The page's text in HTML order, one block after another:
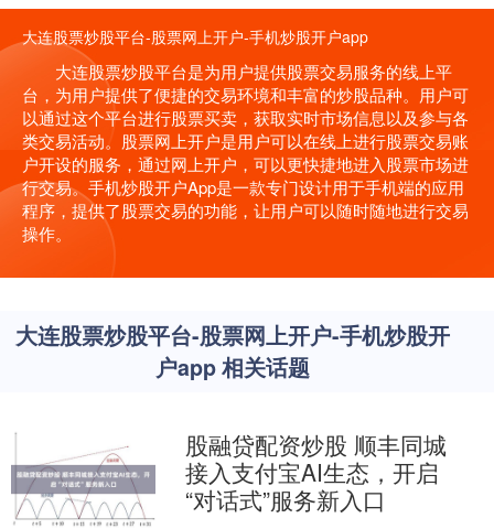
大连股票炒股平台-股票网上开户-手机炒股开户app
大连股票炒股平台是为用户提供股票交易服务的线上平
台，为用户提供了便捷的交易环境和丰富的炒股品种。用户可
以通过这个平台进行股票买卖，获取实时市场信息以及参与各
类交易活动。股票网上开户是用户可以在线上进行股票交易账
户开设的服务，通过网上开户，可以更快捷地进入股票市场进
行交易。手机炒股开户App是一款专门设计用于手机端的应用
程序，提供了股票交易的功能，让用户可以随时随地进行交易
操作。
大连股票炒股平台-股票网上开户-手机炒股开
户app 相关话题
股融贷配资炒股 顺丰同城
接入支付宝AI生态，开启
“对话式”服务新入口